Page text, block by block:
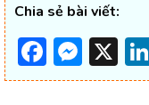
Chia sẻ bài viết:
X